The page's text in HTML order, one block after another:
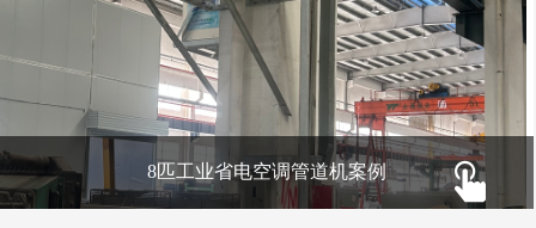
8匹工业省电空调管道机案例